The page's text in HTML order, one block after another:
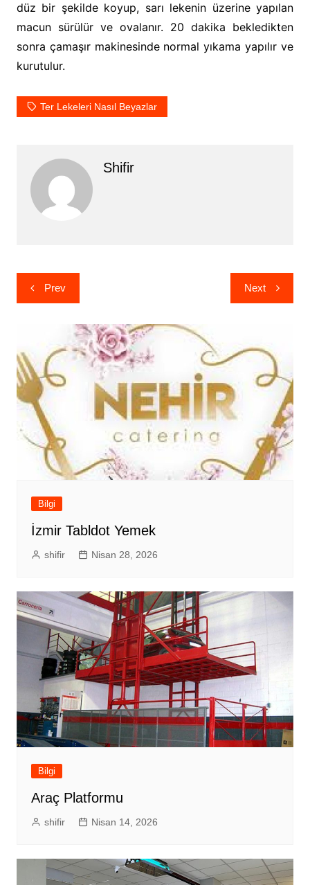
düz bir şekilde koyup, sarı lekenin üzerine yapılan
macun sürülür ve ovalanır. 20 dakika bekledikten
sonra çamaşır makinesinde normal yıkama yapılır ve
kurutulur.
Ter Lekeleri Nasıl Beyazlar
Shifir
Yazı
gezinmesi
Prev Next
Bilgi
İzmir Tabldot Yemek
shifir Nisan 28, 2026
Bilgi
Araç Platformu
shifir Nisan 14, 2026